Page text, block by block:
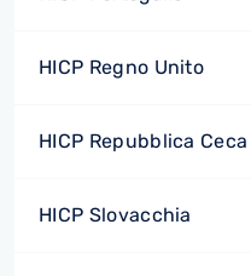
HICP Regno Unito
HICP Repubblica Ceca
HICP Slovacchia